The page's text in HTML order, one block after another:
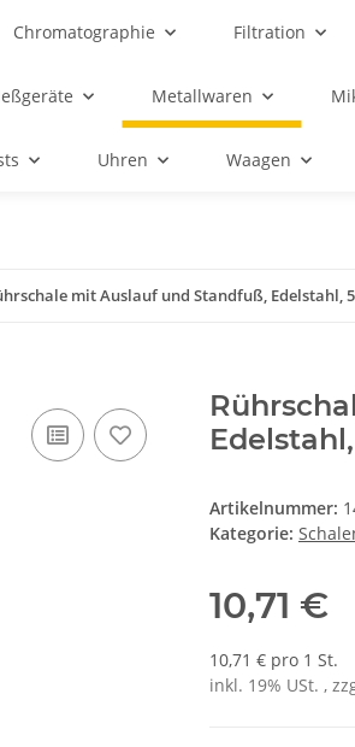
Chromatographie Filtration
Metallwaren
Uhren Waagen
mit Auslauf und Standfuß, Edelstahl,
Artikelnummer:
Kategorie:
10,71 €
10,71 € pro 1 St.
inkl. 19% USt. ,